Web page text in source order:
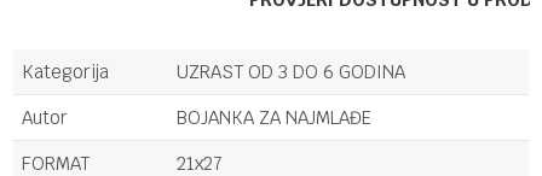
Kategorija
UZRAST OD 3 DO 6 GODINA
Autor
BOJANKA ZA NAJMLAĐE
FORMAT
21x27